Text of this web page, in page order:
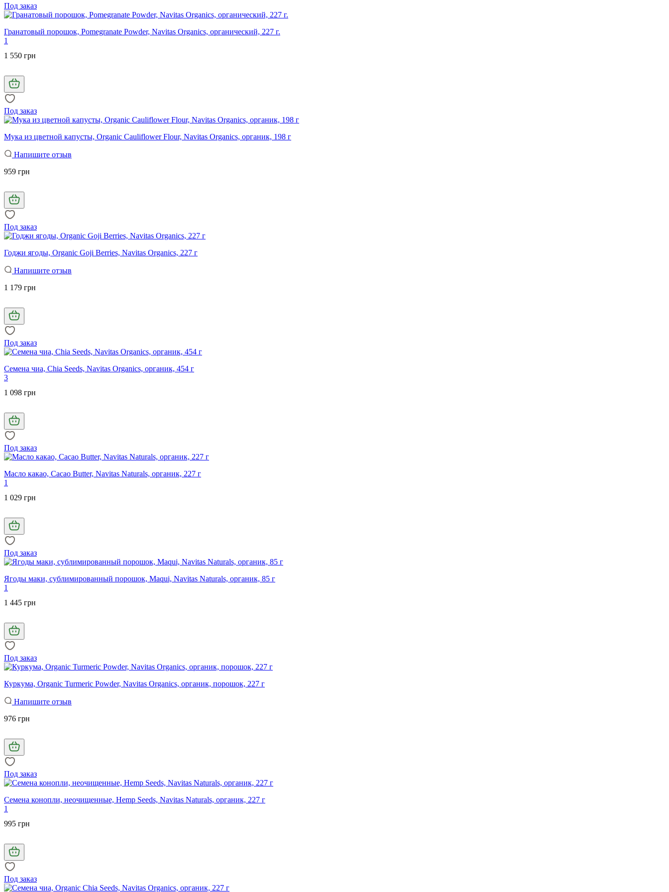
Под заказ
Гранатовый порошок, Pomegranate Powder, Navitas Organics, органический, 227 г.
1
1 550 грн
Под заказ
Мука из цветной капусты, Organic Cauliflower Flour, Navitas Organics, органик, 198 г
Напишите отзыв
959 грн
Под заказ
Годжи ягоды, Organic Goji Berries, Navitas Organics, 227 г
Напишите отзыв
1 179 грн
Под заказ
Семена чиа, Chia Seeds, Navitas Organics, органик, 454 г
3
1 098 грн
Под заказ
Масло какао, Cacao Butter, Navitas Naturals, органик, 227 г
1
1 029 грн
Под заказ
Ягоды маки, сублимированный порошок, Maqui, Navitas Naturals, органик, 85 г
1
1 445 грн
Под заказ
Куркума, Organic Turmeric Powder, Navitas Organics, органик, порошок, 227 г
Напишите отзыв
976 грн
Под заказ
Семена конопли, неочищенные, Hemp Seeds, Navitas Naturals, органик, 227 г
1
995 грн
Под заказ